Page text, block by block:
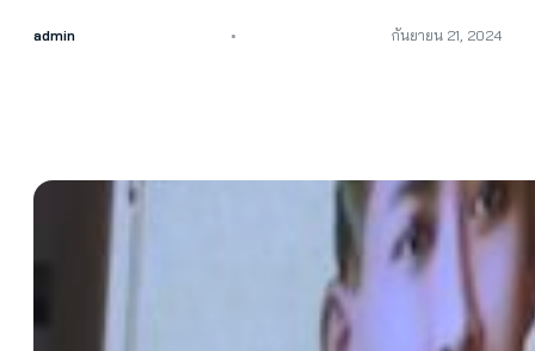
admin กันยายน 21, 2024